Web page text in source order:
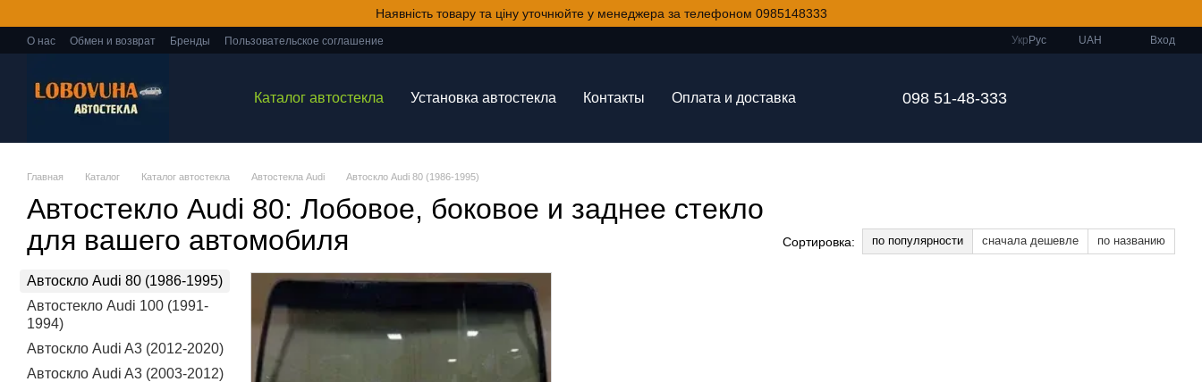
Наявність товару та ціну уточнюйте у менеджера за телефоном 0985148333
О нас Обмен и возврат Бренды Пользовательское соглашение Укр Рус UAH Вход
Каталог автостекла Установка автостекла Контакты Оплата и доставка 098 51-48-333
Главная Каталог Каталог автостекла Автостекла Audi Автоскло Audi 80 (1986-1995)
Автостекло Audi 80: Лобовое, боковое и заднее стекло
для вашего автомобиля
Сортировка: по популярности сначала дешевле по названию
Автоскло Audi 80 (1986-1995)
Автостекло Audi 100 (1991-
1994)
Автоскло Audi A3 (2012-2020)
Автоскло Audi A3 (2003-2012)